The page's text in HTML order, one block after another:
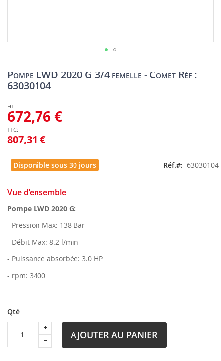
Pompe LWD 2020 G 3/4 femelle - Comet Réf :
63030104
807,31 €
672,76 €
Disponible sous 30 jours Réf. 63030104
Vue d’ensemble
Pompe LWD 2020 G:
- Pression Max: 138 Bar
- Débit Max: 8.2 l/min
- Puissance absorbée: 3.0 HP
- rpm: 3400
Qté
AJOUTER AU PANIER
to
the
beginning
the
images
gallery